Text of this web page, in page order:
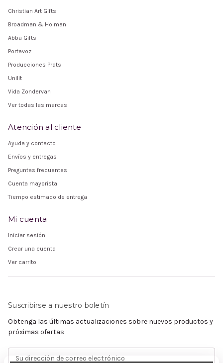
Christian Art Gifts
Broadman & Holman
Abba Gifts
Portavoz
Producciones Prats
Unilit
Vida Zondervan
Ver todas las marcas
Atención al cliente
Ayuda y contacto
Envíos y entregas
Preguntas frecuentes
Cuenta mayorista
Tiempo estimado de entrega
Mi cuenta
Iniciar sesión
Crear una cuenta
Ver carrito
Suscribirse a nuestro boletín
Obtenga las últimas actualizaciones sobre nuevos productos y
próximas ofertas